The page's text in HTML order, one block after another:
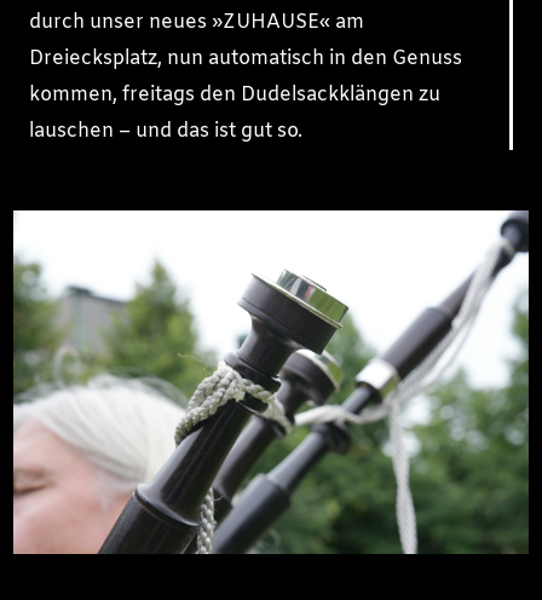
durch unser neues »ZUHAUSE« am
Dreiecksplatz, nun automatisch in den Genuss
kommen, freitags den Dudelsackklängen zu
lauschen – und das ist gut so.